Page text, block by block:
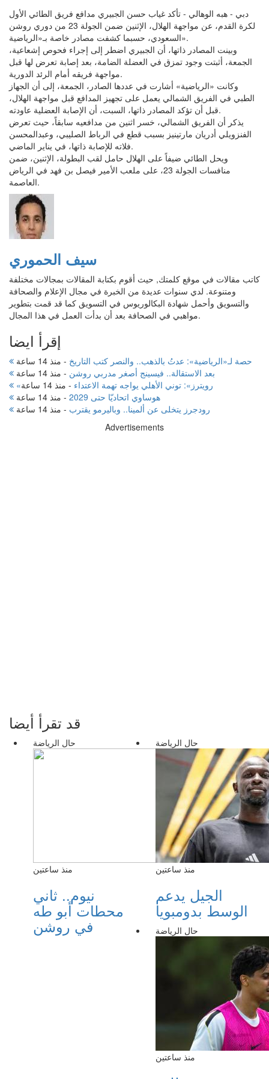
دبي - هبه الوهالي - تأكد غياب حسن الجبيري مدافع فريق الطائي الأول
لكرة القدم، عن مواجهة الهلال، الإثنين ضمن الجولة 23 من دوري روشن
السعودي، حسبما كشفت مصادر خاصة بـ«الرياضية».
وبينت المصادر ذاتها، أن الجبيري اضطر إلى إجراء فحوص إشعاعية،
الجمعة، أثبتت وجود تمزق في العضلة الضامة، بعد إصابة تعرض لها قبل
مواجهة فريقه أمام الرئد الدورية.
وكانت «الرياضية» أشارت في عددها الصادر، الجمعة، إلى أن الجهاز
الطبي في الفريق الشمالي يعمل على تجهيز المدافع قبل مواجهة الهلال،
قبل أن تؤكد المصادر ذاتها، السبت، أن الإصابة العضلية عاودته.
يذكر أن الفريق الشمالي، خسر اثنين من مدافعيه سابقاً، حيث تعرض
الفنزويلي أدريان مارتينيز بسبب قطع في الرباط الصليبي، وعبدالمحسن
فلاته للإصابة ذاتها، في يناير الماضي.
ويحل الطائي ضيفاً على الهلال حامل لقب البطولة، الإثنين، ضمن
منافسات الجولة 23، على ملعب الأمير فيصل بن فهد في الرياض
العاصمة.
سيف الحموري
كاتب مقالات في موقع كلمتك, حيث أقوم بكتابة المقالات بمجالات مختلفة
ومتنوعة. لدي سنوات عديدة من الخبرة في مجال الإعلام والصحافة
والتسويق وأحمل شهادة البكالوريوس في التسويق كما قد قمت بتطوير
مواهبي في الصحافة بعد أن بدأت العمل في هذا المجال.
إقرأ ايضا
حصة لـ«الرياضية»: عدتُ بالذهب.. والنصر كتب التاريخ - منذ 14 ساعة
بعد الاستقالة.. فيسينج أصغر مدربي روشن - منذ 14 ساعة
«رويترز»: توني الأهلي يواجه تهمة الاعتداء - منذ 14 ساعة
هوساوي اتحاديّا حتى 2029
- منذ 14 ساعة
رودجرز يتخلى عن ألمينا.. وباليرمو يقترب - منذ 14 ساعة
Advertisements
قد تقرأ أيضا
حال الرياضة
منذ ساعتين
نيوم.. ثاني
محطات أبو طه
في روشن
حال الرياضة
منذ ساعتين
الجيل يدعم
الوسط بدومبويا
حال الرياضة
منذ ساعتين